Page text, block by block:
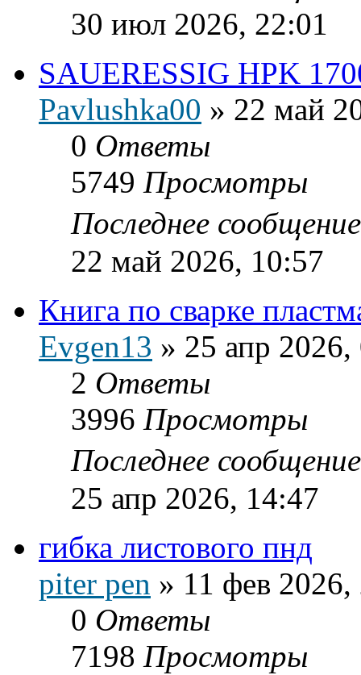
30 июл 2026, 22:01
SAUERESSIG HPK
Pavlushka00 » 22 май
0 Ответы
5749 Просмотры
Последнее
22 май 2026, 10:57
Книга по сварке
Evgen13 » 25 апр
2 Ответы
3996 Просмотры
Последнее
25 апр 2026, 14:47
гибка листового пнд
piter pen » 11 фев
0 Ответы
7198 Просмотры